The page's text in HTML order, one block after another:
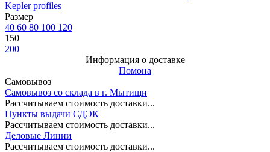
Размер
40 60 80 100 120
150
200
Информация о доставке
Помона
Самовывоз
Самовывоз со склада в г. Мытищи
Рассчитываем стоимость доставки...
Пункты выдачи СДЭК
Рассчитываем стоимость доставки...
Деловые Линии
Рассчитываем стоимость доставки...